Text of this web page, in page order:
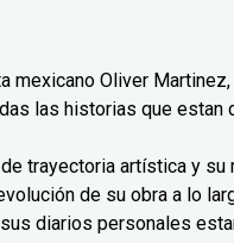
mexicano Oliver
las historias que estan
trayectoria artística y
de su obra a lo
diarios personales